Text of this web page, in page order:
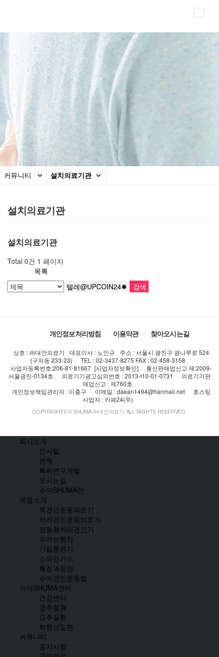
Toggle
커뮤니티 설치의료기관
설치의료기관
설치의료기관
Total 0건 1 페이지
목록
개인정보처리방침 이용약관 찾아오시는길
상호 : ㈜대안의료기 대표이사 : 노인규
주소 : 서울시 광진구 광나루로 524
(구의동 233-23)
TEL : 02-3437-8275 FAX : 02-458-3158
사업자등록번호:206-81-81667 [사업자정보확인]
통신판매업신고 제:2009-
서울광진-0134호
의료기기광고심의번호 : 2013-I10-01-0731
의료기기판
매업신고 : 제760호
개인정보책임관리자 : 이충구
이메일 : daean1494@hanmail.net
호스팅
사업자 : 카페24(주)
COPYRIGHTS © SHUMA ㈜대안의료기 ALL RIGHTS RESERVED.
회사소개
인사말
연혁
특허연구개발
오시는길
슈마SHUMA란
제품소개
목견인운동의료기
허리견인운동의료기
전동형허리견인기
슈마보행차
기립훈련기
스파인가드
특징과장점
슈마견인운동법
슈마SHUMA센터
건강센터
경추질환
요추질환
퇴행성질환
커뮤니티
공지사항